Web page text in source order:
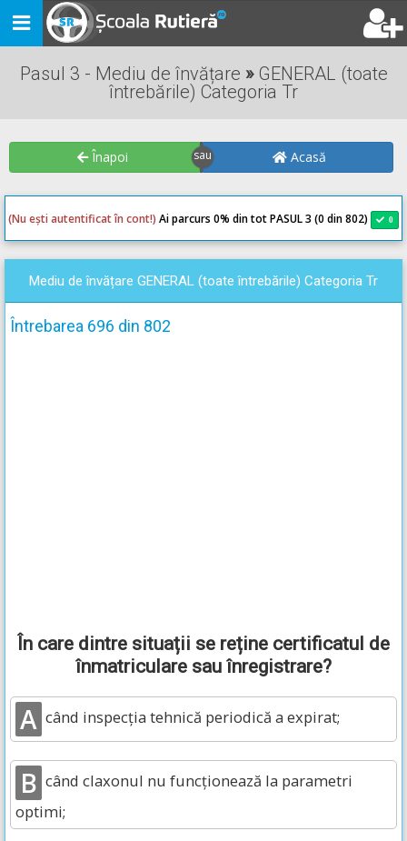
Toggle
navigation
Pasul 3 - Mediu de învățare »GENERAL (toate
întrebările) Categoria Tr
Înapoi Acasă
(Nu ești autentificat în cont!) Ai parcurs 0% din tot PASUL 3 (0 din 802) 0
Mediu de învățare GENERAL (toate întrebările) Categoria Tr
Întrebarea 696 din 802
În care dintre situații se reține certificatul de
înmatriculare sau înregistrare?
A când inspecția tehnică periodică a expirat;
B când claxonul nu funcționează la parametri
optimi;